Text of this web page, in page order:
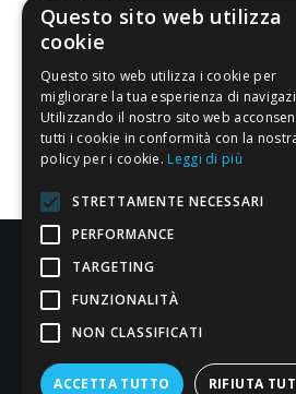
Pagamenti sicuri
ALDIGIÙ S.R.L. | Via Cortazzis 15
OPERATIVA: Via del Progresso
aldigiusrl@pec.it | C.F. e P.IVA
Capitale sociale: €
Questo sito web utilizza
cookie
Questo sito web utilizza i cookie per
migliorare la tua esperienza di
Utilizzando il nostro sito web
tutti i cookie in conformità con la
policy per i cookie. Leggi di più
STRETTAMENTE NECESSARI
PERFORMANCE
TARGETING
FUNZIONALITÀ
NON CLASSIFICATI
ACCETTA TUTTO RIFIUTA